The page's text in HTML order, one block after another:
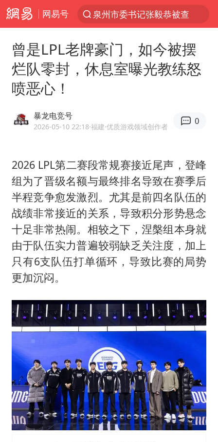
网易号
泉州市委书记张毅恭被查
台风白海豚已进入24小时警戒线
中巨芯：上半年归母净利润1405.77万元
名创优品回应女子吐槽内裤质量差
上海：台风白海豚或将带来龙卷风
出口禁令驱动有色板块大涨
秋天的第一杯奶茶到底有多火
国防部：中国军队坚决反制任何闹海挑衅图谋
东航：国内客票提前14天免费退改
胡彦斌获《歌手2026》歌王
38岁演员求职万岁山NPC成功
夯实基础开新局
曾是LPL老牌豪门，如今被摆
烂队零封，休息室曝光教练怒
喷恶心！
暴龙电竞号
2026-05-10 22:18·福建·优质游戏领域创作者
0
2026 LPL第二赛段常规赛接近尾声，登峰
组为了晋级名额与最终排名导致在赛季后
半程竞争愈发激烈。尤其是前四名队伍的
战绩非常接近的关系，导致积分形势悬念
十足非常热闹。相较之下，涅槃组本身就
由于队伍实力普遍较弱缺乏关注度，加上
只有6支队伍打单循环，导致比赛的局势
更加沉闷。